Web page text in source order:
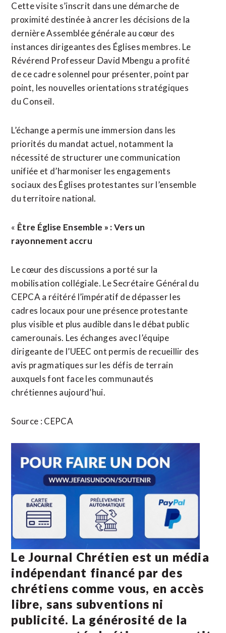
Cette visite s’inscrit dans une démarche de
proximité destinée à ancrer les décisions de la
dernière Assemblée générale au cœur des
instances dirigeantes des Églises membres. Le
Révérend Professeur David Mbengu a profité
de ce cadre solennel pour présenter, point par
point, les nouvelles orientations stratégiques
du Conseil.
L’échange a permis une immersion dans les
priorités du mandat actuel, notamment la
nécessité de structurer une communication
unifiée et d’harmoniser les engagements
sociaux des Églises protestantes sur l’ensemble
du territoire national.
« Être Église Ensemble » : Vers un
rayonnement accru
Le cœur des discussions a porté sur la
mobilisation collégiale. Le Secrétaire Général du
CEPCA a réitéré l’impératif de dépasser les
cadres locaux pour une présence protestante
plus visible et plus audible dans le débat public
camerounais. Les échanges avec l’équipe
dirigeante de l’UEEC ont permis de recueillir des
avis pragmatiques sur les défis de terrain
auxquels font face les communautés
chrétiennes aujourd’hui.
Source : CEPCA
Le Journal Chrétien est un média
indépendant financé par des
chrétiens comme vous, en accès
libre, sans subventions ni
publicité. La générosité de la